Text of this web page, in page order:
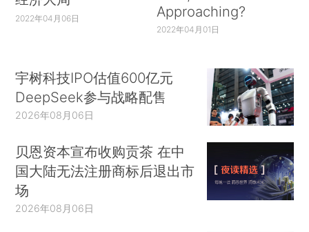
2022年04月06日
Approaching?
2022年04月01日
宇树科技IPO估值600亿元
DeepSeek参与战略配售
2026年08月06日
贝恩资本宣布收购贡茶 在中
国大陆无法注册商标后退出市
场
2026年08月06日